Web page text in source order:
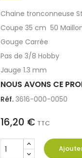
Chaine tronconneuse
Coupe 35 cm 50
Gouge Carrée
Pas de 3/8 Hobby
Jauge 1.3 mm
NOUS AVONS CE
Réf. 3616-000-0050
16,20 € TTC